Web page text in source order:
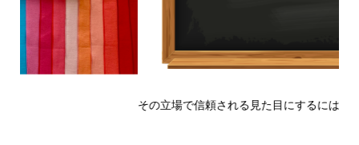
その立場で信頼される見た目にするには？〜予告編〜